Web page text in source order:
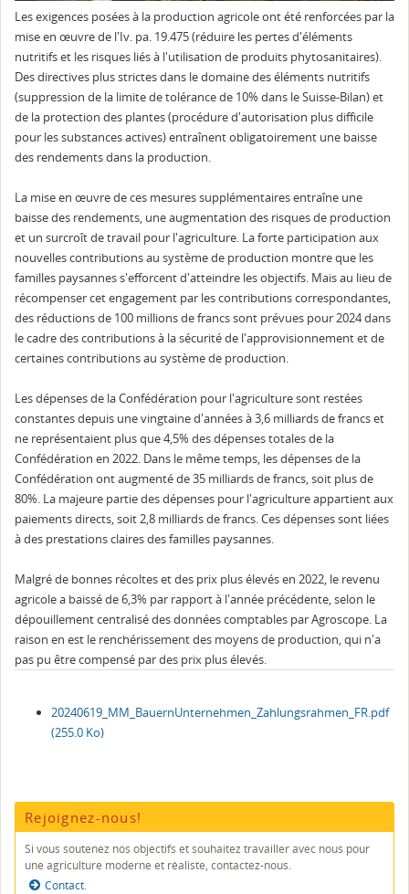
Les exigences posées à la production agricole ont été renforcées par la
mise en œuvre de l'Iv. pa. 19.475 (réduire les pertes d'éléments
nutritifs et les risques liés à l'utilisation de produits phytosanitaires).
Des directives plus strictes dans le domaine des éléments nutritifs
(suppression de la limite de tolérance de 10% dans le Suisse-Bilan) et
de la protection des plantes (procédure d'autorisation plus difficile
pour les substances actives) entraînent obligatoirement une baisse
des rendements dans la production.
La mise en œuvre de ces mesures supplémentaires entraîne une
baisse des rendements, une augmentation des risques de production
et un surcroît de travail pour l'agriculture. La forte participation aux
nouvelles contributions au système de production montre que les
familles paysannes s'efforcent d'atteindre les objectifs. Mais au lieu de
récompenser cet engagement par les contributions correspondantes,
des réductions de 100 millions de francs sont prévues pour 2024 dans
le cadre des contributions à la sécurité de l'approvisionnement et de
certaines contributions au système de production.
Les dépenses de la Confédération pour l'agriculture sont restées
constantes depuis une vingtaine d'années à 3,6 milliards de francs et
ne représentaient plus que 4,5% des dépenses totales de la
Confédération en 2022. Dans le même temps, les dépenses de la
Confédération ont augmenté de 35 milliards de francs, soit plus de
80%. La majeure partie des dépenses pour l'agriculture appartient aux
paiements directs, soit 2,8 milliards de francs. Ces dépenses sont liées
à des prestations claires des familles paysannes.
Malgré de bonnes récoltes et des prix plus élevés en 2022, le revenu
agricole a baissé de 6,3% par rapport à l'année précédente, selon le
dépouillement centralisé des données comptables par Agroscope. La
raison en est le renchérissement des moyens de production, qui n'a
pas pu être compensé par des prix plus élevés.
20240619_MM_BauernUnternehmen_Zahlungsrahmen_FR.pdf
(255.0 Ko)
Rejoignez-nous!
Si vous soutenez nos objectifs et souhaitez travailler avec nous pour
une agriculture moderne et réaliste, contactez-nous.
Contact.